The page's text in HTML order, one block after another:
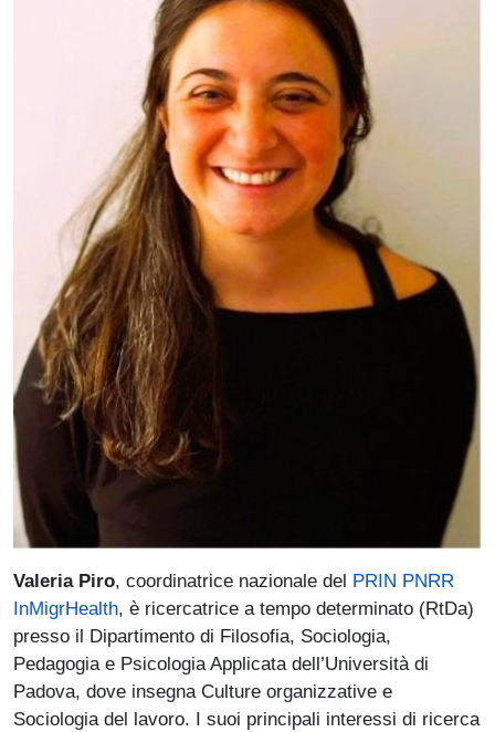
Valeria Piro, coordinatrice nazionale del PRIN PNRR
InMigrHealth, è ricercatrice a tempo determinato (RtDa)
presso il Dipartimento di Filosofia, Sociologia,
Pedagogia e Psicologia Applicata dell’Università di
Padova, dove insegna Culture organizzative e
Sociologia del lavoro. I suoi principali interessi di ricerca